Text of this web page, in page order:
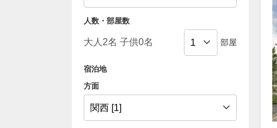
人数・部屋数
部屋
宿泊地
方面